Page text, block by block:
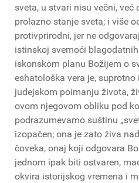
sveta, u stvari nisu večni,
prolazno stanje sveta; i više
protivprirodni, jer ne
istinskoj svemoći
iskonskom planu Božijem o
eshatološka vera je,
judejskom poimanju života,
ovom njegovom obliku pod
podrazumevamo suštinu
izopačen; ona je zato živa
čoveka, onaj koji odgovara
jednom ipak biti ostvaren,
okvira istorijskog vremena i